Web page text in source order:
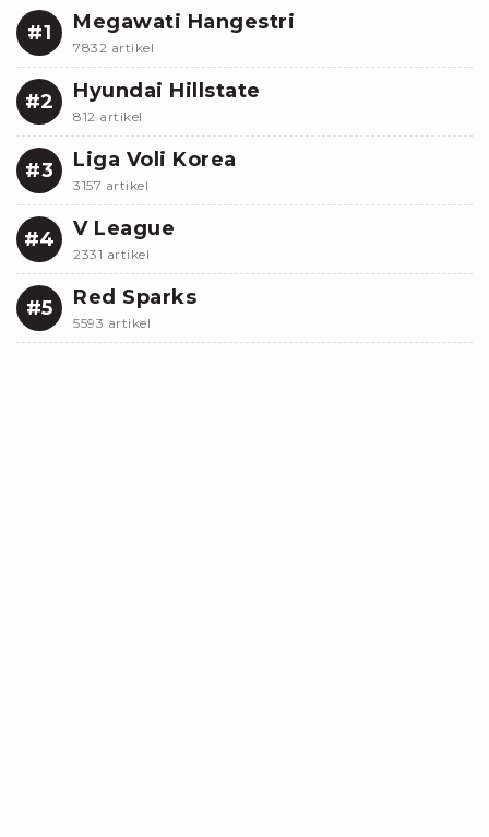
#1 Megawati Hangestri
7832 artikel
#2 Hyundai Hillstate
812 artikel
#3 Liga Voli Korea
3157 artikel
#4 V League
2331 artikel
#5 Red Sparks
5593 artikel